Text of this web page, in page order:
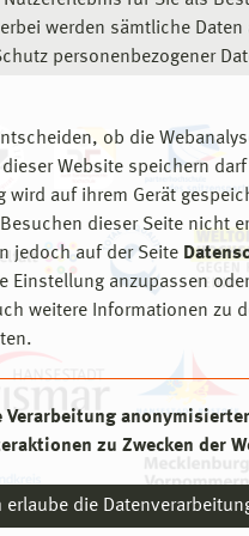
werden sämtliche
personenbezogener
ob die
Website speichern
wird auf ihrem Gerät
dieser Seite nicht
jedoch auf der Seite
Einstellung anzupassen
weitere Informationen zu
Verarbeitung
zu Zwecken der
erlaube die